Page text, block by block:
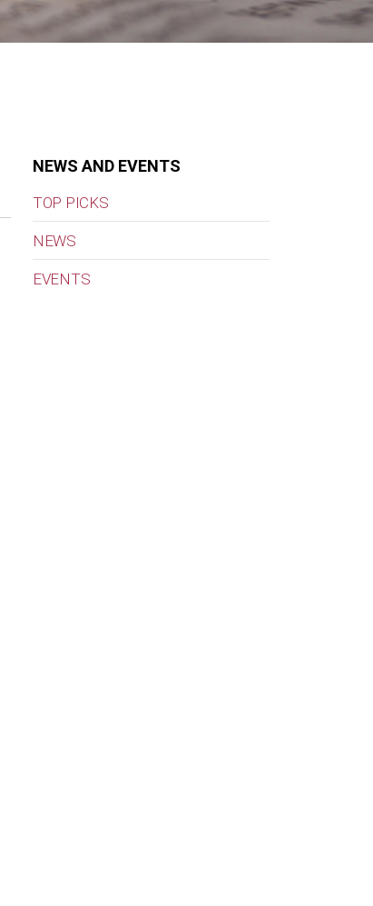
NEWS AND EVENTS
TOP PICKS
NEWS
EVENTS